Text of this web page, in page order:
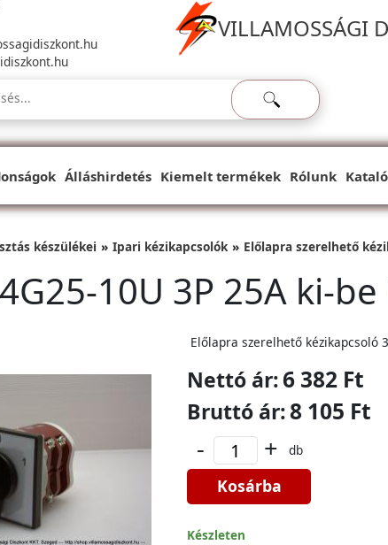
VILLAMOSSÁGI
Álláshirdetés Kiemelt termékek Rólunk
készülékei Ipari kézikapcsolók Előlapra szerelhető
10U 3P 25A ki-be
Előlapra szerelhető kézikapcsoló
Nettó ár:6 382 Ft
Bruttó ár:8 105 Ft
- + db
Kosárba
Készleten